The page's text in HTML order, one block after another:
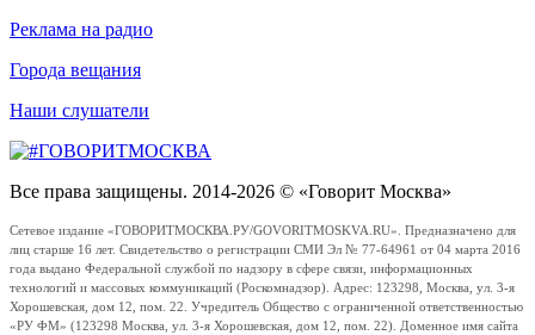
Реклама на радио
Города вещания
Наши слушатели
Все права защищены. 2014-2026 © «Говорит Москва»
Сетевое издание «ГОВОРИТМОСКВА.РУ/GOVORITMOSKVA.RU». Предназначено для
лиц старше 16 лет. Свидетельство о регистрации СМИ Эл № 77-64961 от 04 марта 2016
года выдано Федеральной службой по надзору в сфере связи, информационных
технологий и массовых коммуникаций (Роскомнадзор). Адрес: 123298, Москва, ул. 3-я
Хорошевская, дом 12, пом. 22. Учредитель Общество с ограниченной ответственностью
«РУ ФМ» (123298 Москва, ул. 3-я Хорошевская, дом 12, пом. 22). Доменное имя сайта